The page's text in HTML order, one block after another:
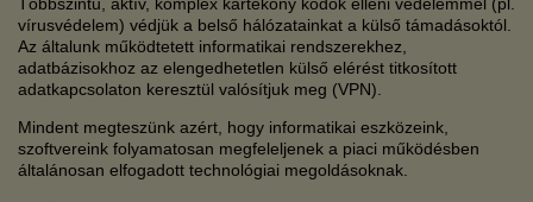
vírusvédelem) védjük a belső hálózatainkat a külső támadásoktól.
Az általunk működtetett informatikai rendszerekhez,
adatbázisokhoz az elengedhetetlen külső elérést titkosított
adatkapcsolaton keresztül valósítjuk meg (VPN).
Mindent megteszünk azért, hogy informatikai eszközeink,
szoftvereink folyamatosan megfeleljenek a piaci működésben
általánosan elfogadott technológiai megoldásoknak.